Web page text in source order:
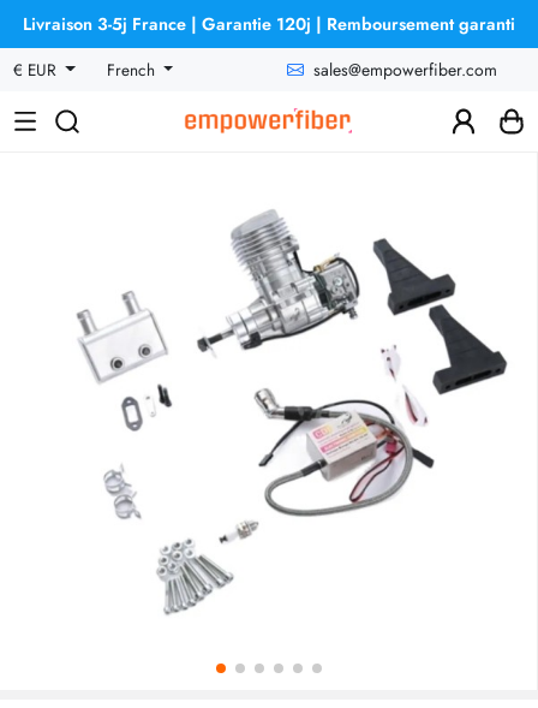
Livraison 3-5j France | Garantie 120j | Remboursement garanti
€ EUR
French sales@empowerfiber.com